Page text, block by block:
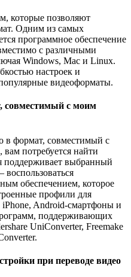
которые позволяют
Одним из самых
программное обеспечение
с различными
Windows, Mac и Linux.
настроек и
видеоформаты.
совместимый с моим
в формат, совместимый с
потребуется найти
поддерживает выбранный
обеспечением, которое
профили для
iPhone, Android-смартфоны и
поддерживающих
UniConverter, Freemake
при переводе видео